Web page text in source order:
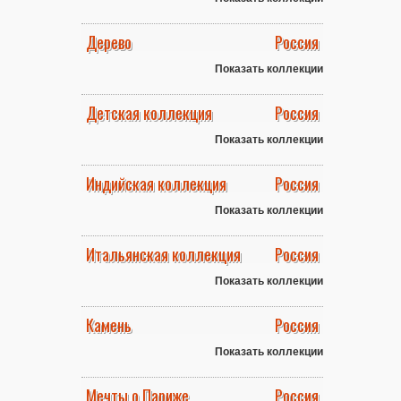
Дерево Россия
Показать коллекции
Детская коллекция Россия
Показать коллекции
Индийская коллекция Россия
Показать коллекции
Итальянская коллекция Россия
Показать коллекции
Камень Россия
Показать коллекции
Мечты о Париже Россия